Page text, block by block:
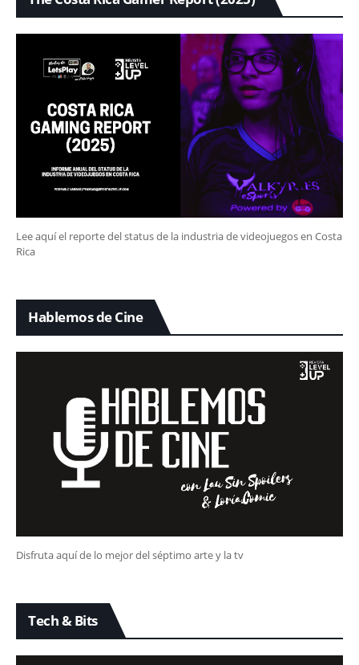
Lee aquí el reporte del status de la industria de videojuegos en Costa
Rica
Hablemos de Cine
Disfruta aquí de lo mejor del séptimo arte y la tv
Tech & Bits